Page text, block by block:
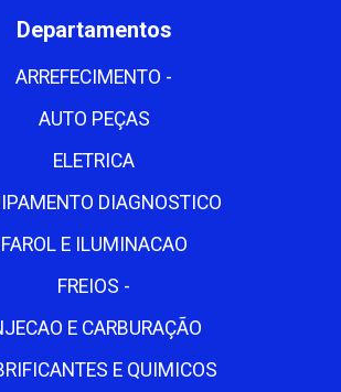
Departamentos
ARREFECIMENTO -
AUTO PEÇAS
ELETRICA
DIAGNOSTICO
FAROL E ILUMINACAO
FREIOS -
E CARBURAÇÃO
E QUIMICOS